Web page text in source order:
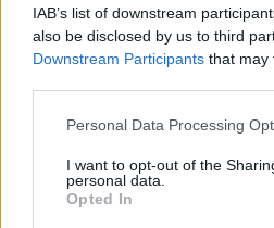
IAB’s list of downstream
also be disclosed by us to third
Downstream Participants that may
Please note that this website/app
not limited to your visit or usage
grant or deny consent to Google
use your data for below specified
Personal Data Processing
I want to opt-out of the
personal data.
Opted In
estas figuras tanto en la
ella.2
AUTOR
Martina
Martina Pellegrino